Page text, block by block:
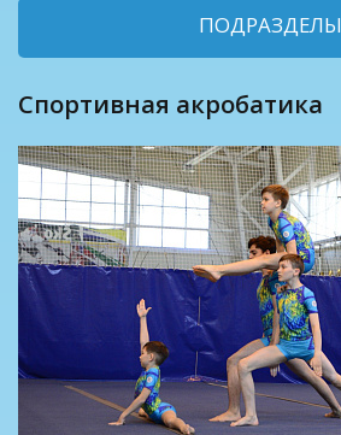
ПОДРАЗДЕЛЫ
Спортивная акробатика